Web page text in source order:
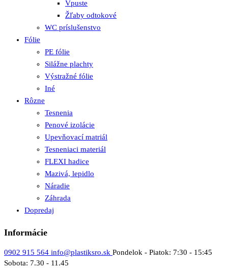
Vpuste
Žľaby odtokové
WC príslušenstvo
Fólie
PE fólie
Silážne plachty
Výstražné fólie
Iné
Rôzne
Tesnenia
Penové izolácie
Upevňovací matriál
Tesneniaci materiál
FLEXI hadice
Mazivá, lepidlo
Náradie
Záhrada
Dopredaj
Informácie
0902 915 564 info@plastiksro.sk Pondelok - Piatok: 7:30 - 15:45
Sobota: 7.30 - 11.45